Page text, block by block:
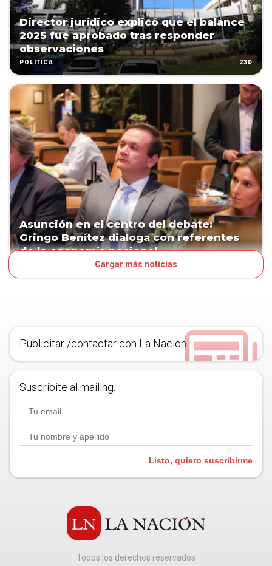
Director jurídico explicó que el balance
2025 fue aprobado tras responder
observaciones
POLÍTICA 23D
Asunción en el centro del debate:
Gringo Benítez dialoga con referentes
de la economía nacional
Cargar más noticias
Publicitar /contactar con La Nación
Suscribite al mailing.
Listo, quiero suscribirme
Todos los derechos reservados